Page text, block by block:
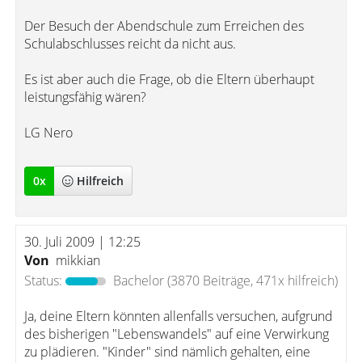
Der Besuch der Abendschule zum Erreichen des
Schulabschlusses reicht da nicht aus.
Es ist aber auch die Frage, ob die Eltern überhaupt
leistungsfähig wären?
LG Nero
0x Hilfreich
30. Juli 2009 | 12:25
Von mikkian
Status:
Bachelor(3870 Beiträge, 471x hilfreich)
Ja, deine Eltern könnten allenfalls versuchen, aufgrund
des bisherigen "Lebenswandels" auf eine Verwirkung
zu plädieren. "Kinder" sind nämlich gehalten, eine